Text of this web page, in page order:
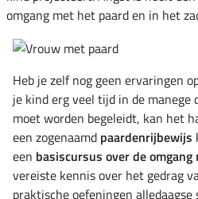
omgang met het paard en in het
Heb je zelf nog geen ervaringen
je kind erg veel tijd in de manege
moet worden begeleidt, kan het
een zogenaamd paardenrijbewijs
een basiscursus over de omgang
vereiste kennis over het gedrag
praktische oefeningen